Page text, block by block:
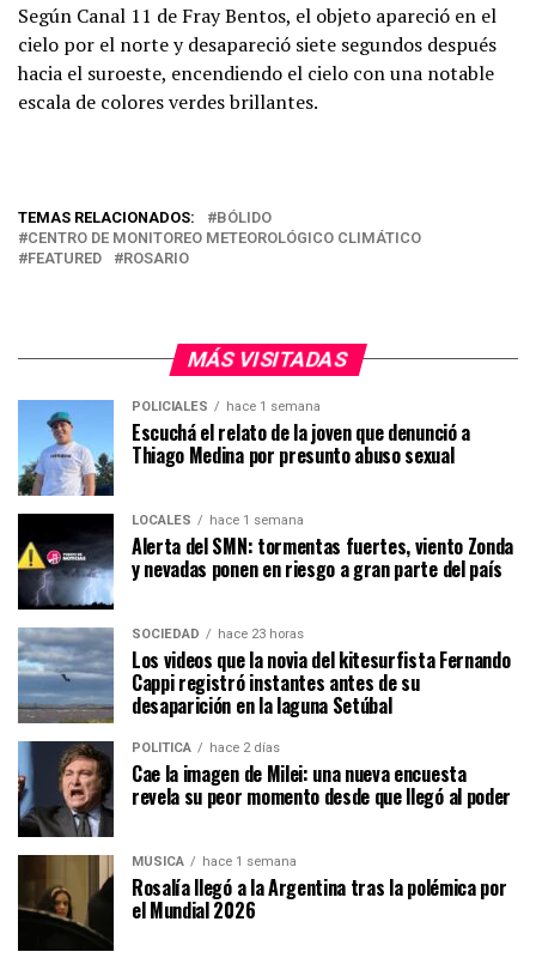
Según Canal 11 de Fray Bentos, el objeto apareció en el
cielo por el norte y desapareció siete segundos después
hacia el suroeste, encendiendo el cielo con una notable
escala de colores verdes brillantes.
TEMAS RELACIONADOS:
BÓLIDO
CENTRO DE MONITOREO METEOROLÓGICO CLIMÁTICO
FEATURED
ROSARIO
MÁS VISITADAS
POLICIALES hace 1 semana
Escuchá el relato de la joven que denunció a
Thiago Medina por presunto abuso sexual
LOCALES hace 1 semana
Alerta del SMN: tormentas fuertes, viento Zonda
y nevadas ponen en riesgo a gran parte del país
SOCIEDAD hace 23 horas
Los videos que la novia del kitesurfista Fernando
Cappi registró instantes antes de su
desaparición en la laguna Setúbal
POLÍTICA hace 2 días
Cae la imagen de Milei: una nueva encuesta
revela su peor momento desde que llegó al poder
MÚSICA hace 1 semana
Rosalía llegó a la Argentina tras la polémica por
el Mundial 2026